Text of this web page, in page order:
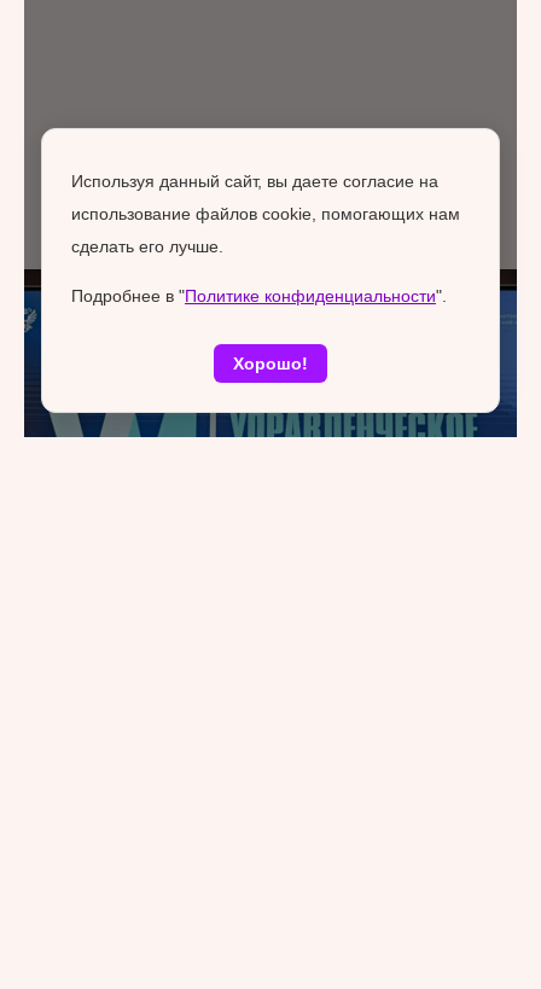
Используя данный сайт, вы даете согласие на
использование файлов cookie, помогающих нам
сделать его лучше.
Подробнее в "Политике конфиденциальности".
Хорошо!